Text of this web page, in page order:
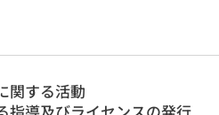
関する活動